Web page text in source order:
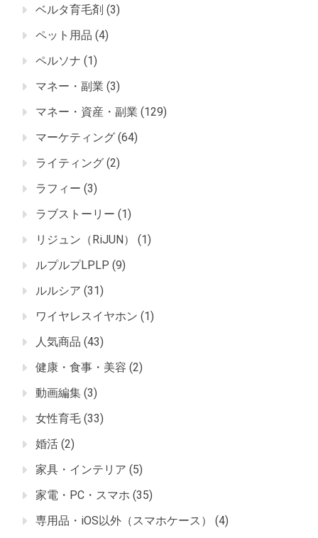
ベルタ育毛剤 (3)
ペット用品 (4)
ペルソナ (1)
マネー・副業 (3)
マネー・資産・副業 (129)
マーケティング (64)
ライティング (2)
ラフィー (3)
ラブストーリー (1)
リジュン（RiJUN）
(1)
ルプルプLPLP (9)
ルルシア (31)
ワイヤレスイヤホン (1)
人気商品 (43)
健康・食事・美容 (2)
動画編集 (3)
女性育毛 (33)
婚活 (2)
家具・インテリア (5)
家電・PC・スマホ (35)
専用品・iOS以外（スマホケース）
(4)